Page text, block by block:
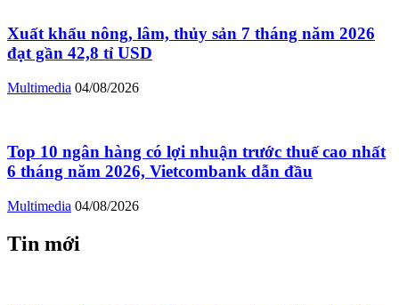
Xuất khẩu nông, lâm, thủy sản 7 tháng năm 2026
đạt gần 42,8 tỉ USD
Multimedia 04/08/2026
Top 10 ngân hàng có lợi nhuận trước thuế cao nhất
6 tháng năm 2026, Vietcombank dẫn đầu
Multimedia 04/08/2026
Tin mới